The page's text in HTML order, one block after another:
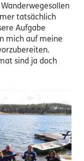
tatsächlich
Aufgabe
mich auf meine
sind ja doch